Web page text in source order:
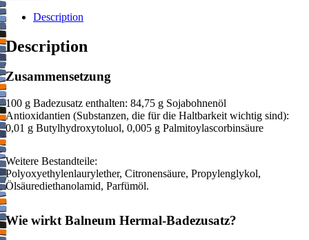
Description
Description
Zusammensetzung
100 g Badezusatz enthalten: 84,75 g Sojabohnenöl
Antioxidantien (Substanzen, die für die Haltbarkeit wichtig sind):
0,01 g Butylhydroxytoluol, 0,005 g Palmitoylascorbinsäure
Weitere Bestandteile:
Polyoxyethylenlaurylether, Citronensäure, Propylenglykol,
Ölsäurediethanolamid, Parfümöl.
Wie wirkt Balneum Hermal-Badezusatz?